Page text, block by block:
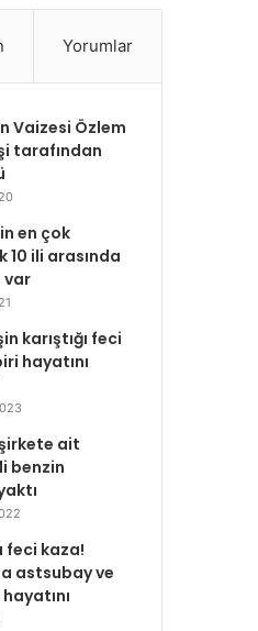
Yorumlar
Vaizesi Özlem
tarafından
en çok
10 ili arasında
var
karıştığı feci
hayatını
şirkete ait
benzin
feci kaza!
astsubay ve